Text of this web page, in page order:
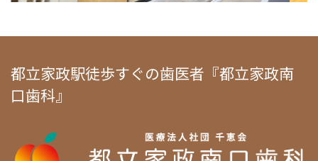
都立家政駅徒歩すぐの歯医者『都立家政南
口歯科』